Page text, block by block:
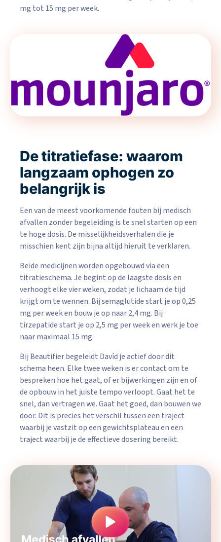
mg tot 15 mg per week.
De titratiefase: waarom
langzaam ophogen zo
belangrijk is
Een van de meest voorkomende fouten bij medisch
afvallen zonder begeleiding is te snel starten op een
te hoge dosis. De misselijkheidsverhalen die je
misschien kent zijn bijna altijd hieruit te verklaren.
Beide medicijnen worden opgebouwd via een
titratieschema. Je begint op de laagste dosis en
verhoogt elke vier weken, zodat je lichaam de tijd
krijgt om te wennen. Bij semaglutide start je op 0,25
mg per week en bouw je op naar 2,4 mg. Bij
tirzepatide start je op 2,5 mg per week en werk je toe
naar maximaal 15 mg.
Bij Beautifier begeleidt Davíd je actief door dit
schema heen. Elke twee weken is er contact om te
bespreken hoe het gaat, of er bijwerkingen zijn en of
de opbouw in het juiste tempo verloopt. Gaat het te
snel, dan vertragen we. Gaat het goed, dan bouwen we
door. Dit is precies het verschil tussen een traject
waarbij je vastzit op een gewichtsplateau en een
traject waarbij je de effectieve dosering bereikt.